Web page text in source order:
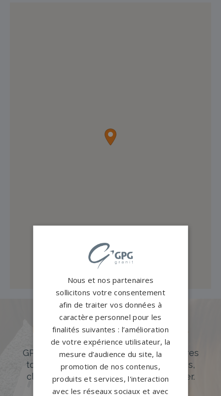
Des pierres tombales uniques et
originales
GPG Granit offre un large choix de pierres
tombales en granit de styles modernes,
classiques ou originales à personnaliser.
Nous et nos partenaires
sollicitons votre consentement
afin de traiter vos données à
caractère personnel pour les
finalités suivantes : l’amélioration
de votre expérience utilisateur, la
mesure d’audience du site, la
promotion de nos contenus,
produits et services, l'interaction
avec les réseaux sociaux et avec